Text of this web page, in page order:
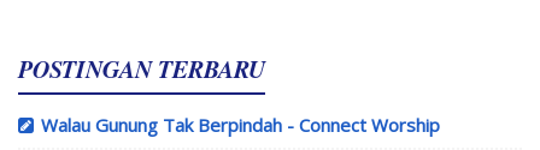
POSTINGAN TERBARU
Walau Gunung Tak Berpindah - Connect Worship